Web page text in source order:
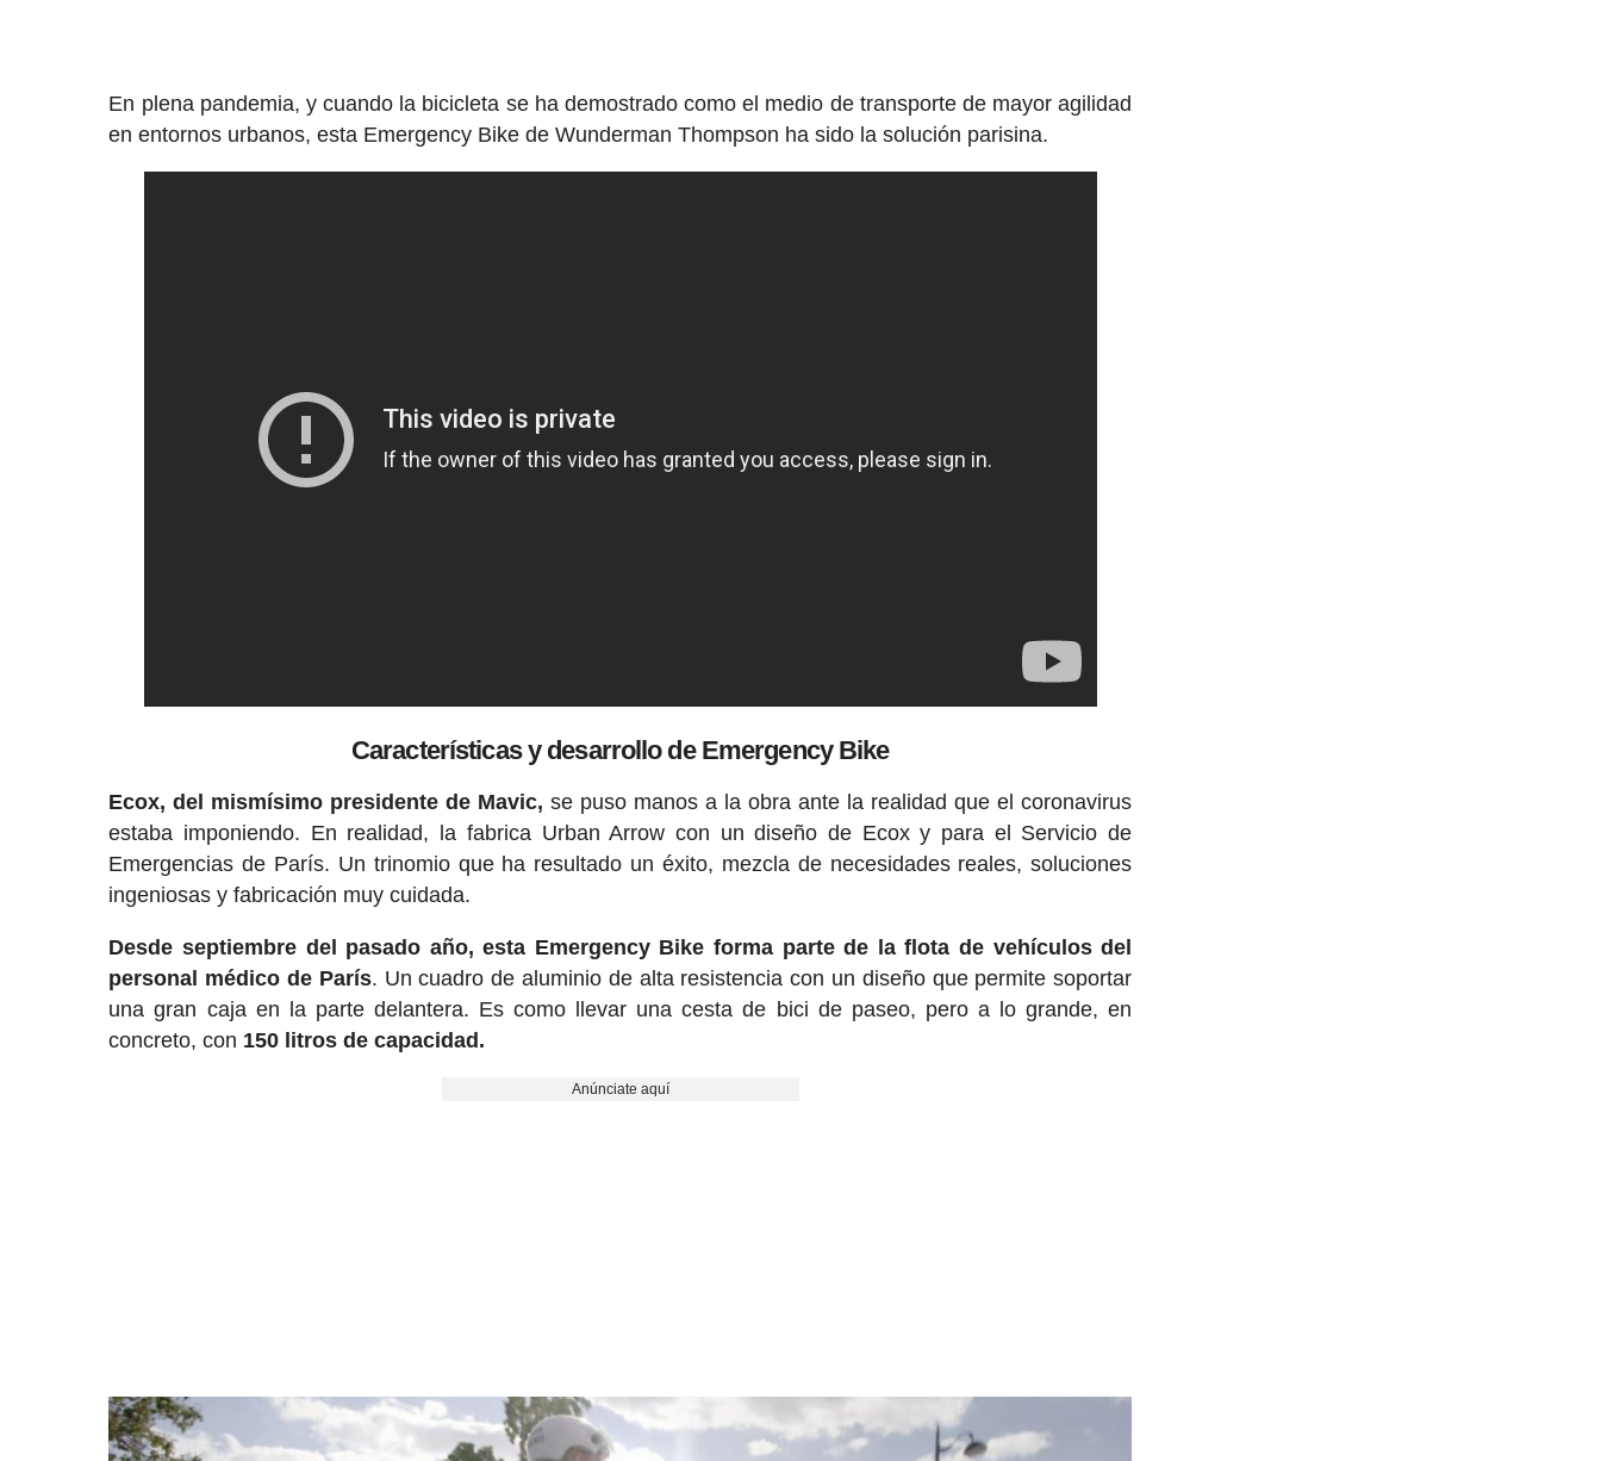
En plena pandemia, y cuando la bicicleta se ha demostrado como el medio de transporte de mayor agilidad
en entornos urbanos, esta Emergency Bike de Wunderman Thompson ha sido la solución parisina.
Características y desarrollo de Emergency Bike
Ecox, del mismísimo presidente de Mavic, se puso manos a la obra ante la realidad que el coronavirus
estaba imponiendo. En realidad, la fabrica Urban Arrow con un diseño de Ecox y para el Servicio de
Emergencias de París. Un trinomio que ha resultado un éxito, mezcla de necesidades reales, soluciones
ingeniosas y fabricación muy cuidada.
Desde septiembre del pasado año, esta Emergency Bike forma parte de la flota de vehículos del
personal médico de París. Un cuadro de aluminio de alta resistencia con un diseño que permite soportar
una gran caja en la parte delantera. Es como llevar una cesta de bici de paseo, pero a lo grande, en
concreto, con 150 litros de capacidad.
Anúnciate aquí